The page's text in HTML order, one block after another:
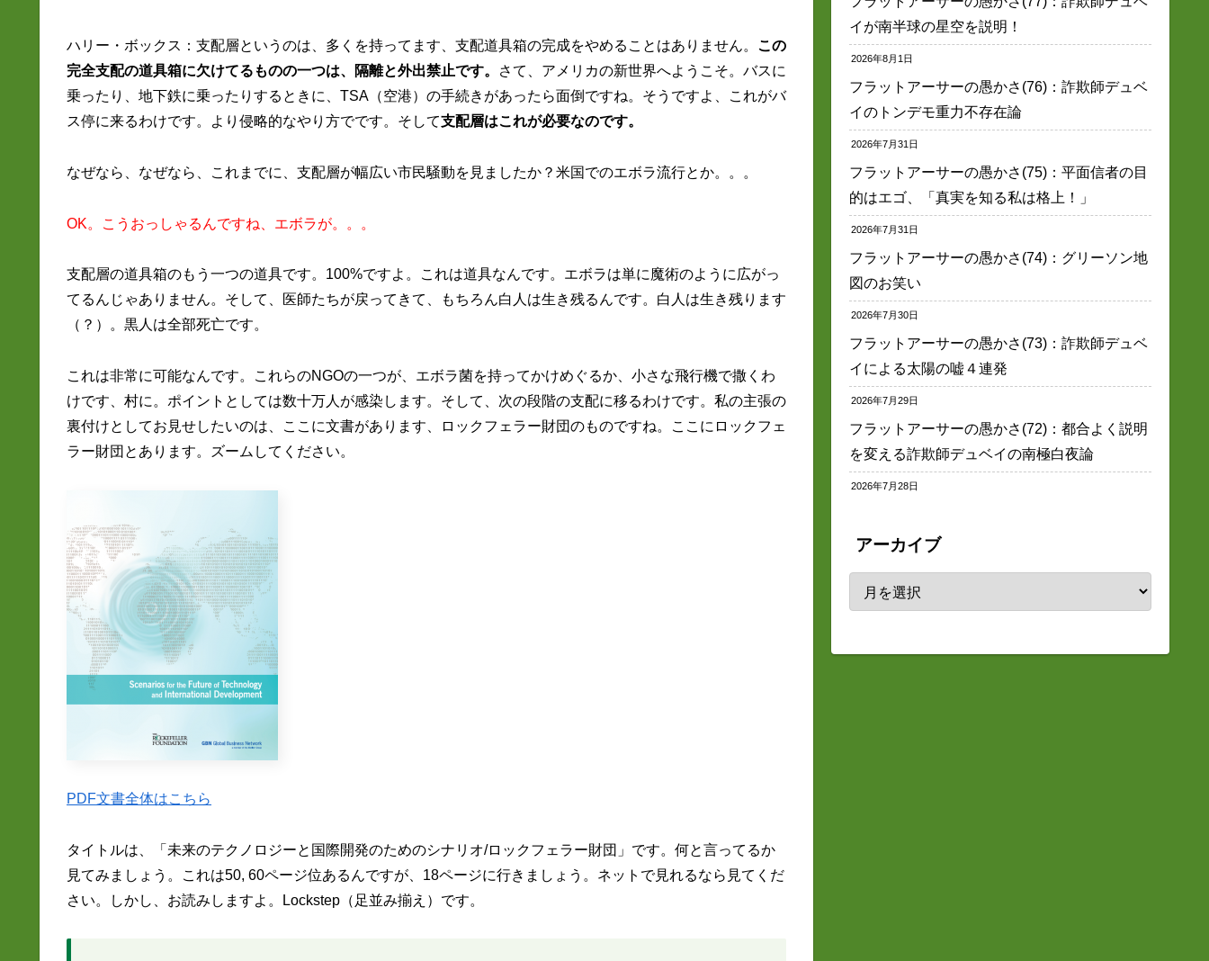
ハリー・ボックス：支配層というのは、多くを持ってます、支配道具箱の完成をやめることはありません。 この
完全支配の道具箱に欠けてるものの一つは、隔離と外出禁止です。
さて、アメリカの新世界へようこそ。バスに
乗ったり、地下鉄に乗ったりするときに、TSA（空港）の手続きがあったら面倒ですね。そうですよ、これがバ
ス停に来るわけです。より侵略的なやり方でです。そして支配層はこれが必要なのです。
なぜなら、なぜなら、これまでに、支配層が幅広い市民騒動を見ましたか？米国でのエボラ流行とか。。。
OK。こうおっしゃるんですね、エボラが。。。
支配層の道具箱のもう一つの道具です。100%ですよ。これは道具なんです。エボラは単に魔術のように広がっ
てるんじゃありません。そして、医師たちが戻ってきて、もちろん白人は生き残るんです。白人は生き残ります
（？）。黒人は全部死亡です。
これは非常に可能なんです。これらのNGOの一つが、エボラ菌を持ってかけめぐるか、小さな飛行機で撒くわ
けです、村に。ポイントとしては数十万人が感染します。そして、次の段階の支配に移るわけです。私の主張の
裏付けとしてお見せしたいのは、ここに文書があります、ロックフェラー財団のものですね。ここにロックフェ
ラー財団とあります。ズームしてください。
PDF文書全体はこちら
タイトルは、「未来のテクノロジーと国際開発のためのシナリオ/ロックフェラー財団」です。何と言ってるか
見てみましょう。これは50, 60ページ位あるんですが、18ページに行きましょう。ネットで見れるなら見てくだ
さい。しかし、お読みしますよ。Lockstep（足並み揃え）です。
イが南半球の星空を説明！
2026年8月1日
フラットアーサーの愚かさ(76)：詐欺師デュベ
イのトンデモ重力不存在論
2026年7月31日
フラットアーサーの愚かさ(75)：平面信者の目
的はエゴ、「真実を知る私は格上！」
2026年7月31日
フラットアーサーの愚かさ(74)：グリーソン地
図のお笑い
2026年7月30日
フラットアーサーの愚かさ(73)：詐欺師デュベ
イによる太陽の嘘４連発
2026年7月29日
フラットアーサーの愚かさ(72)：都合よく説明
を変える詐欺師デュベイの南極白夜論
2026年7月28日
アーカイブ